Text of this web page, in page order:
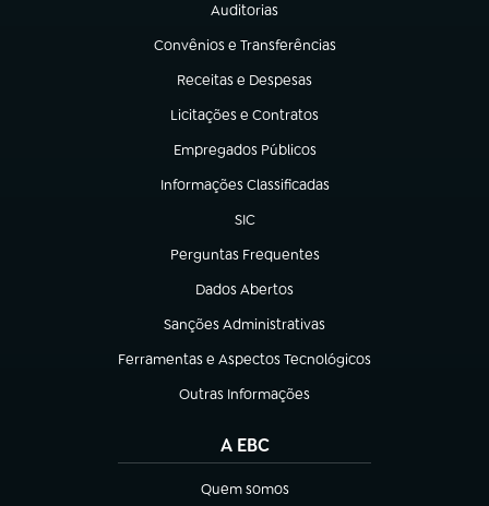
Auditorias
(abre em nova aba)
Convênios e Transferências
(abre em nova aba)
Receitas e Despesas
(abre em nova aba)
Licitações e Contratos
(abre em nova aba)
Empregados Públicos
(abre em nova aba)
Informações Classificadas
(abre em nova aba)
SIC
(abre em nova aba)
Perguntas Frequentes
(abre em nova aba)
Dados Abertos
(abre em nova aba)
Sanções Administrativas
(abre em nova aba)
Ferramentas e Aspectos Tecnológicos
(abre em nova aba)
Outras Informações
(abre em nova aba)
A EBC
Quem somos
(abre em nova aba)